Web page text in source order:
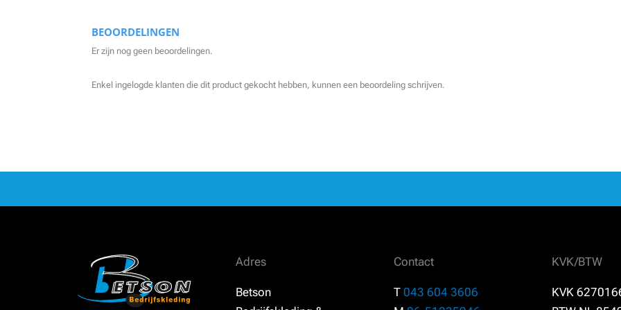
BEOORDELINGEN
Er zijn nog geen beoordelingen.
Enkel ingelogde klanten die dit product gekocht hebben, kunnen een beoordeling schrijven.
Adres
Betson
Contact
T 043 604 3606
KVK/BTW
KVK